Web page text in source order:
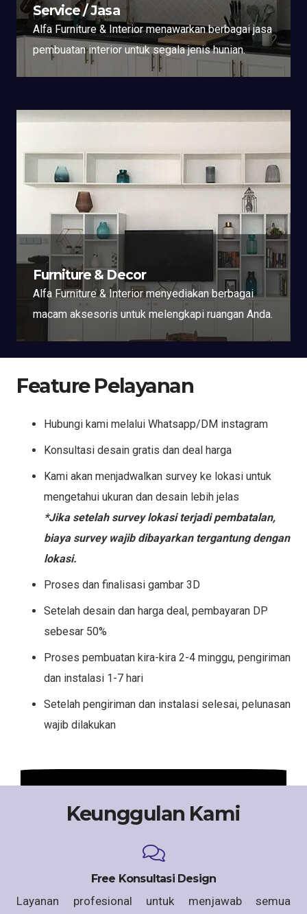
Service / Jasa
Alfa Furniture & Interior menawarkan berbagai jasa
pembuatan interior untuk segala jenis hunian.
Furniture & Decor
Alfa Furniture & Interior menyediakan berbagai
macam aksesoris untuk melengkapi ruangan Anda.
Feature Pelayanan
Hubungi kami melalui Whatsapp/DM instagram
Konsultasi desain gratis dan deal harga
Kami akan menjadwalkan survey ke lokasi untuk
mengetahui ukuran dan desain lebih jelas
*Jika setelah survey lokasi terjadi pembatalan,
biaya survey wajib dibayarkan tergantung dengan
lokasi.
Proses dan finalisasi gambar 3D
Setelah desain dan harga deal, pembayaran DP
sebesar 50%
Proses pembuatan kira-kira 2-4 minggu, pengiriman
dan instalasi 1-7 hari
Setelah pengiriman dan instalasi selesai, pelunasan
wajib dilakukan
Keunggulan Kami
Free Konsultasi Design
Layanan profesional untuk menjawab semua